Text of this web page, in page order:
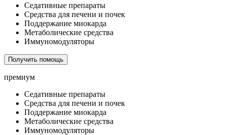
Седативные препараты
Средства для печени и почек
Поддержание миокарда
Метаболические средства
Иммуномодуляторы
Получить помощь
премиум
Седативные препараты
Средства для печени и почек
Поддержание миокарда
Метаболические средства
Иммуномодуляторы